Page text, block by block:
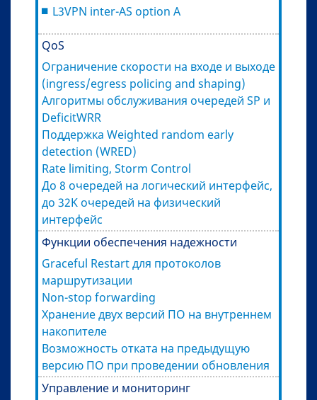
L3VPN inter-AS option A
QoS
Ограничение скорости на входе и выходе
(ingress/egress policing and shaping)
Алгоритмы обслуживания очередей SP и
DeficitWRR
Поддержка Weighted random early
detection (WRED)
Rate limiting, Storm Control
До 8 очередей на логический интерфейс,
до 32K очередей на физический
интерфейс
Функции обеспечения надежности
Graceful Restart для протоколов
маршрутизации
Non-stop forwarding
Хранение двух версий ПО на внутреннем
накопителе
Возможность отката на предыдущую
версию ПО при проведении обновления
Управление и мониторинг